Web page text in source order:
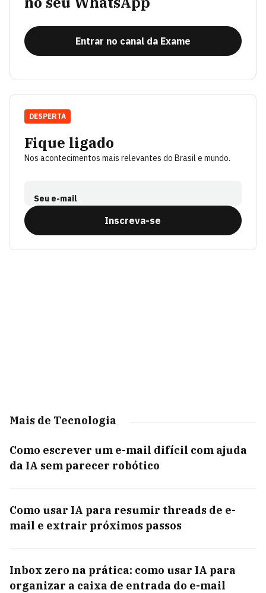
Entrar no canal da Exame
Fique ligado
Nos acontecimentos mais relevantes do Brasil e mundo.
Seu e-mail
Inscreva-se
DESPERTA
Mais de Tecnologia
Como escrever um e-mail difícil com ajuda
da IA sem parecer robótico
Como usar IA para resumir threads de e-
mail e extrair próximos passos
Inbox zero na prática: como usar IA para
organizar a caixa de entrada do e-mail